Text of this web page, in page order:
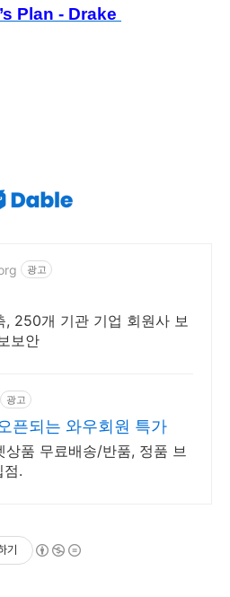
Plan - Drake
광고
, 250개 기관 기업 회원사 보
보안
광고
픈되는 와우회원 특가
상품 무료배송/반품, 정품 브
점.
기